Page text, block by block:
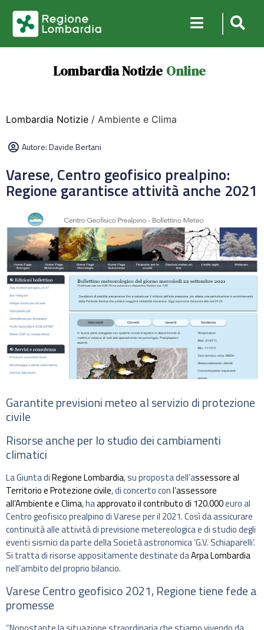
Lombardia Notizie Online
Lombardia Notizie / Ambiente e Clima
Autore:Davide Bertani
Varese, Centro geofisico prealpino:
Regione garantisce attività anche 2021
Garantite previsioni meteo al servizio di protezione
civile
Risorse anche per lo studio dei cambiamenti
climatici
La Giunta diRegione Lombardia, su proposta dell’assessore al
Territorio e Protezione civile, di concerto conl’assessore
all’Ambiente e Clima, haapprovato il contributo di 120.000euro al
Centro geofisico prealpino di Varese per il 2021. Così da assicurare
continuità alle attività di previsione metereologica e di studio degli
eventi sismici da parte della Società astronomica ‘G.V. Schiaparelli’.
Si tratta di risorse appositamente destinate daArpa Lombardia
nell’ambito del proprio bilancio.
Varese Centro geofisico 2021, Regione tiene fede a
promesse